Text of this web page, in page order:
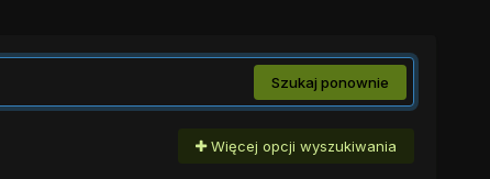
Szukaj ponownie
Więcej opcji wyszukiwania